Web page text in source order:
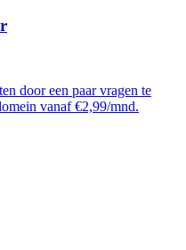
door een paar vragen te
vanaf €2,99/mnd.